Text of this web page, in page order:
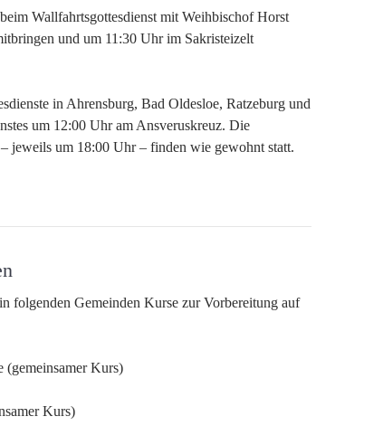
Wallfahrtsgottesdienst mit Weihbischof Horst
und um 11:30 Uhr im Sakristeizelt
in Ahrensburg, Bad Oldesloe, Ratzeburg und
um 12:00 Uhr am Ansveruskreuz. Die
jeweils um 18:00 Uhr – finden wie gewohnt statt.
folgenden Gemeinden Kurse zur Vorbereitung auf
(gemeinsamer Kurs)
Kurs)